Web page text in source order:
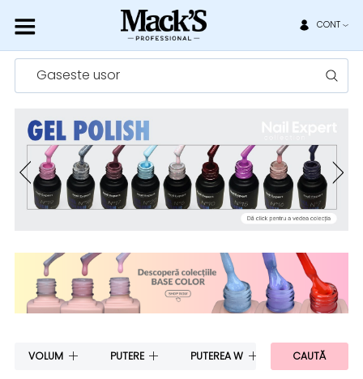
CONT
Gaseste usor
VOLUM PUTERE PUTEREA W PUTEREA W
CAUTĂ